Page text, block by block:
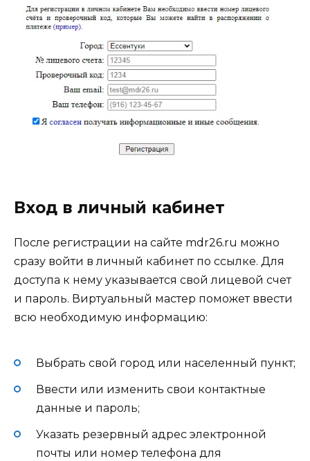
Вход в личный кабинет
После регистрации на сайте mdr26.ru можно
сразу войти в личный кабинет по ссылке. Для
доступа к нему указывается свой лицевой счет
и пароль. Виртуальный мастер поможет ввести
всю необходимую информацию:
Выбрать свой город или населенный пункт;
Ввести или изменить свои контактные
данные и пароль;
Указать резервный адрес электронной
почты или номер телефона для